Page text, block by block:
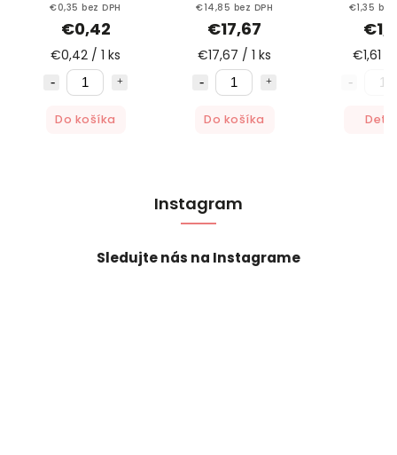
€0,35 bez DPH
€0,42
€0,42 / 1 ks
Do košíka
€14,85 bez DPH
€17,67
€17,67 / 1 ks
Do košíka
€1,35 bez
€1,61 /
Instagram
Sledujte nás na Instagrame